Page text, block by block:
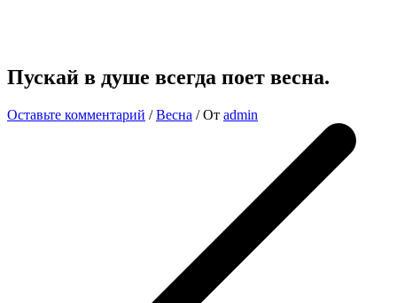
Пускай в душе всегда поет весна.
Оставьте комментарий /Весна / От admin